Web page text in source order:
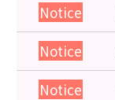
Notice
Notice
Notice